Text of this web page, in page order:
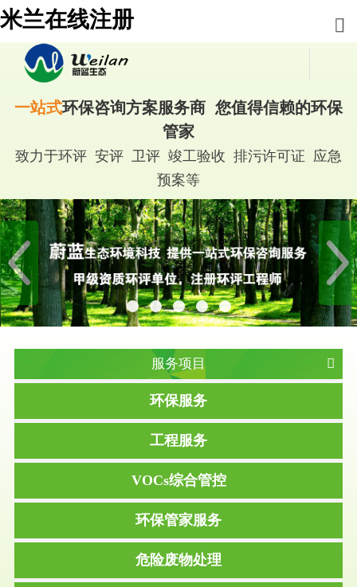
米兰在线注册
一站式环保咨询方案服务商 您值得信赖的环保
管家
致力于环评 安评 卫评 竣工验收 排污许可证 应急
预案等
服务项目
环保服务
工程服务
VOCs综合管控
环保管家服务
危险废物处理